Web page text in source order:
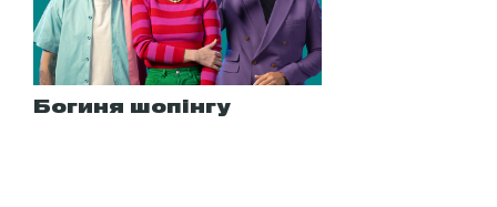
Богиня шопінгу